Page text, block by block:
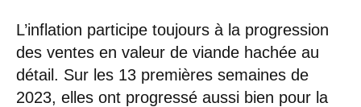
L’inflation participe toujours à la progression
des ventes en valeur de viande hachée au
détail. Sur les 13 premières semaines de
2023, elles ont progressé aussi bien pour la